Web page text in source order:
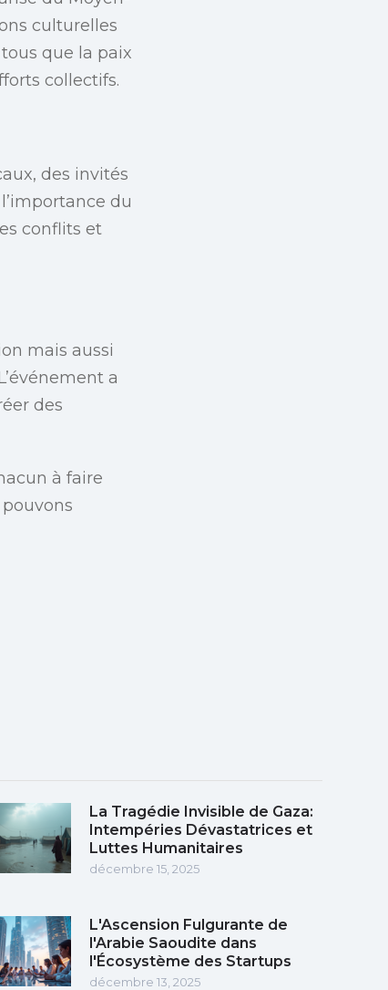
culturelles
que la paix
collectifs.
des invités
du
conflits et
mais aussi
a
des
à faire
La Tragédie Invisible de Gaza:
Intempéries Dévastatrices et
Luttes Humanitaires
décembre 15, 2025
L'Ascension Fulgurante de
l'Arabie Saoudite dans
l'Écosystème des Startups
décembre 13, 2025